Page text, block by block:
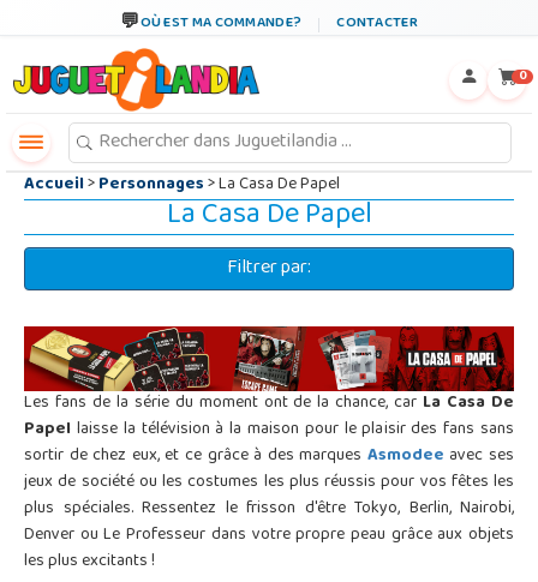
OÙ EST MA COMMANDE? CONTACTER
0
Accueil>Personnages> La Casa De Papel
La Casa De Papel
Filtrer par:
Les fans de la série du moment ont de la chance, car La Casa De
Papellaisse la télévision à la maison pour le plaisir des fans sans
sortir de chez eux, et ce grâce à des marques Asmodee avec ses
jeux de société ou les costumes les plus réussis pour vos fêtes les
plus spéciales. Ressentez le frisson d'être Tokyo, Berlin, Nairobi,
Denver ou Le Professeur dans votre propre peau grâce aux objets
les plus excitants !